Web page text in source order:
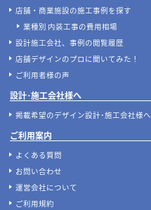
店舗・商業施設の施工事例を探す
業種別 内装工事の費用相場
設計施工会社、事例の閲覧履歴
店舗デザインのプロに聞いてみた！
ご利用者様の声
設計･施工会社様へ
掲載希望のデザイン設計･施工会社様へ
ご利用案内
よくある質問
お問い合わせ
運営会社について
ご利用規約